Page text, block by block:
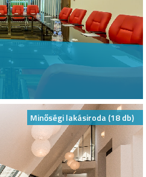
Minőségi lakásiroda (18 db)